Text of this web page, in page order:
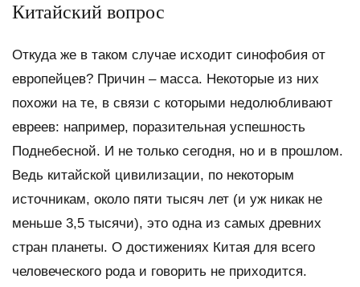
Китайский вопрос
Откуда же в таком случае исходит синофобия от
европейцев? Причин – масса. Некоторые из них
похожи на те, в связи с которыми недолюбливают
евреев: например, поразительная успешность
Поднебесной. И не только сегодня, но и в прошлом.
Ведь китайской цивилизации, по некоторым
источникам, около пяти тысяч лет (и уж никак не
меньше 3,5 тысячи), это одна из самых древних
стран планеты. О достижениях Китая для всего
человеческого рода и говорить не приходится.